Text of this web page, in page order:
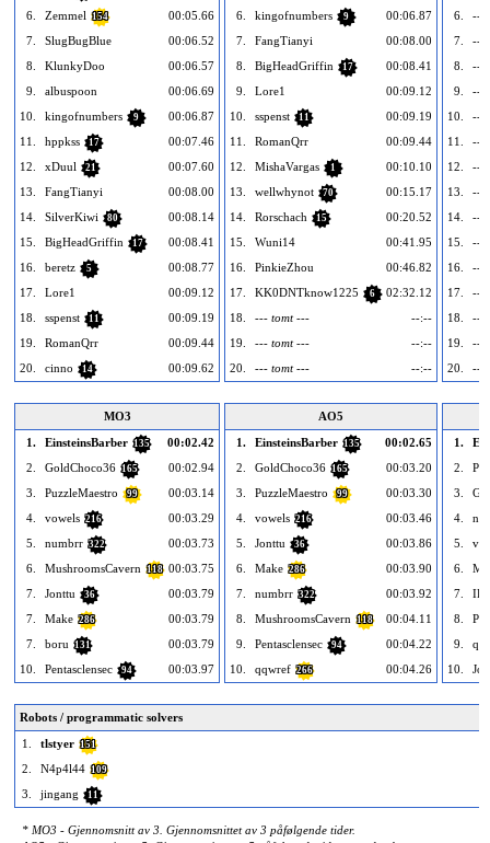
6.
Zemmel 154
00:05.66
7.
SlugBugBlue
00:06.52
8.
KlunkyDoo
00:06.57
9.
albuspoon
00:06.69
10.
kingofnumbers 9
00:06.87
11.
hppkss 17
00:07.46
12.
xDuul 21
00:07.60
13.
FangTianyi
00:08.00
14.
SilverKiwi 80
00:08.14
15.
BigHeadGriffin 17
00:08.41
16.
beretz 5
00:08.77
17.
Lore1
00:09.12
18.
sspenst 11
00:09.19
19.
RomanQrr
00:09.44
20.
cinno 14 00:09.62
6.
kingofnumbers 9
00:06.87
7.
FangTianyi
00:08.00
8.
BigHeadGriffin 17
00:08.41
9.
Lore1
00:09.12
10.
sspenst 11
00:09.19
11.
RomanQrr
00:09.44
12.
MishaVargas 1
00:10.10
13.
wellwhynot 70
00:15.17
14.
Rorschach 15
00:20.52
15.
Wuni14
00:41.95
16.
PinkieZhou
00:46.82
17.
KK0DNTknow1225 6
02:32.12
18.
--- tomt ---
--:--
19.
--- tomt ---
--:--
20.
--- tomt --- --:--
6.
---
7.
---
8.
---
9.
---
10.
---
11.
---
12.
---
13.
---
14.
---
15.
---
16.
---
17.
---
18.
---
19.
---
20.
---
MO3
1.
EinsteinsBarber 135
00:02.42
2.
GoldChoco36 165
00:02.94
3.
PuzzleMaestro 99
00:03.14
4.
vowels 216
00:03.29
5.
numbrr 322
00:03.73
6.
MushroomsCavern 118 00:03.75
7.
Jonttu 36
00:03.79
7.
Make 286
00:03.79
7.
boru 131
00:03.79
10.
Pentasclensec 94 00:03.97
AO5
1.
EinsteinsBarber 135
00:02.65
2.
GoldChoco36 165
00:03.20
3.
PuzzleMaestro 99
00:03.30
4.
vowels 216
00:03.46
5.
Jonttu 36
00:03.86
6.
Make 286
00:03.90
7.
numbrr 322
00:03.92
8.
MushroomsCavern 118
00:04.11
9.
Pentasclensec 94
00:04.22
10.
qqwref 266 00:04.26
1.
2.
3.
4.
5.
6.
7.
8.
9.
10.
Robots / programmatic solvers
1.
tlstyer 151
2. N4p4l44 109
3. jingang 11
* MO3 - Gjennomsnitt av 3. Gjennomsnittet av 3 påfølgende tider.